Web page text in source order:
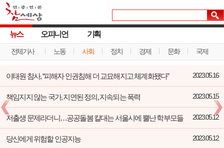
뉴스
전체기사 노동 사회 정치 경제 문화 국제
오피니언 기획
이태원 참사, “피해자 인권침해 더 교묘해지고 체계화됐다” 2023.05.16
책임지지 않는 국가, 지연된 정의, 지속되는 폭력 2023.05.15
저출생 문제라더니…공공돌봄 칼대는 서울시에 뿔난 학부모들 2023.05.12
당신에게 위험할 인공지능 2023.05.12